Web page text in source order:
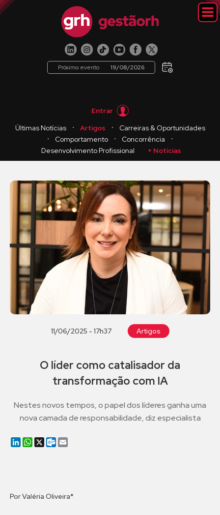
Próximo evento 19/08/2026
Entrar
Últimas Notícias
・ Artigos ・
Carreiras & Oportunidades
・
Comportamento ・ Concorrência
・
Desenvolvimento Profissional
+ Notícias
11/06/2025 - 17h37 Artigos
O líder como catalisador da
transformação com IA
Nestes novos tempos, o papel dos líderes ganha uma
nova camada de responsabilidade, diz especialista
LinkedIn
WhatsApp
X Outlook.com
Por Valéria Oliveira*